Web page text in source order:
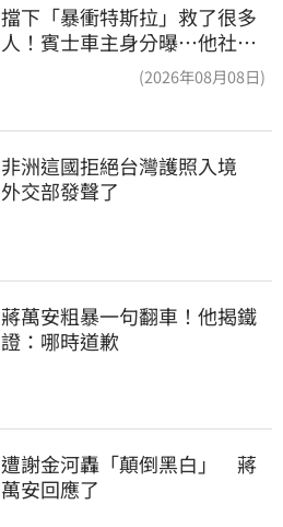
擋下「暴衝特斯拉」救了很多
人！賓士車主身分曝…他社群
(2026年08月08日)
非洲這國拒絕台灣護照入境
外交部發聲了
蔣萬安粗暴一句翻車！他揭鐵
證：哪時道歉
遭謝金河轟「顛倒黑白」　蔣
萬安回應了